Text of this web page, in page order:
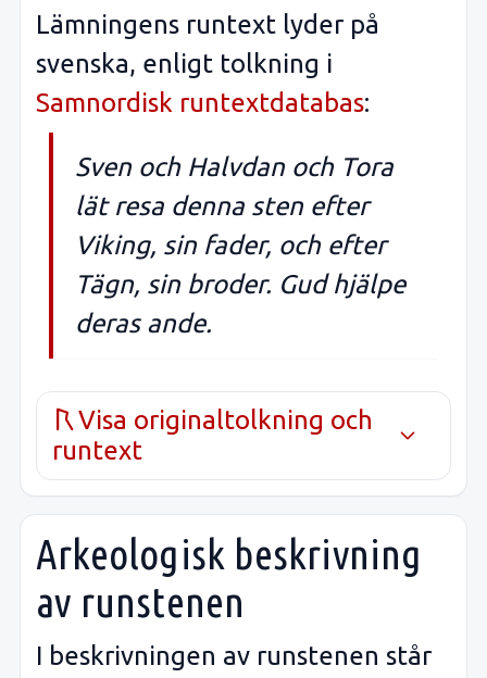
Lämningens runtext lyder på
svenska, enligt tolkning i
Samnordisk runtextdatabas:
Sven och Halvdan och Tora
lät resa denna sten efter
Viking, sin fader, och efter
Tägn, sin broder. Gud hjälpe
deras ande.
Visa originaltolkning och
runtext
Arkeologisk beskrivning
av runstenen
I beskrivningen av runstenen står